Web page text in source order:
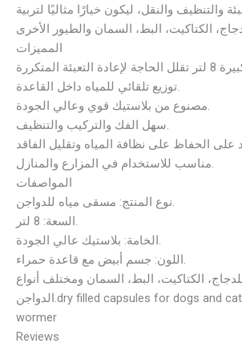
والتنظيف والنقل، ليكون خيارًا مثاليًا لتربية
المميزات
المواصفات
الكتاكيت، البط، السمان ومختلف أنواع
الدواجن.dry filled capsules for dogs and cats brood spectrum
wormer
Reviews